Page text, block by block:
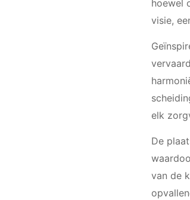
hoewel
visie,
elk
De
van de